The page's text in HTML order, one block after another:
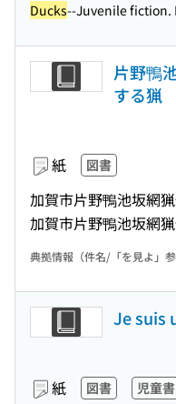
Ducks--Juvenile fiction.
片野鴨
する猟
紙 図書
加賀市片野鴨池坂網
加賀市片野鴨池坂網
典拠情報（件名/「を見よ」参
Je suis
紙 図書 児童書